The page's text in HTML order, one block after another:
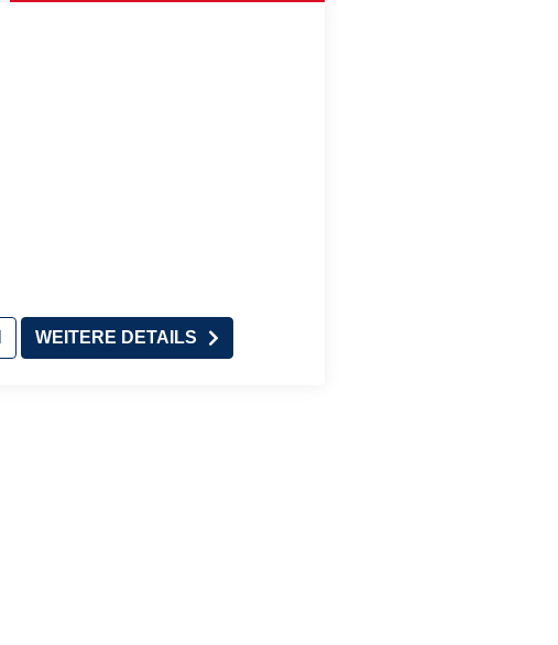
WEITERE DETAILS